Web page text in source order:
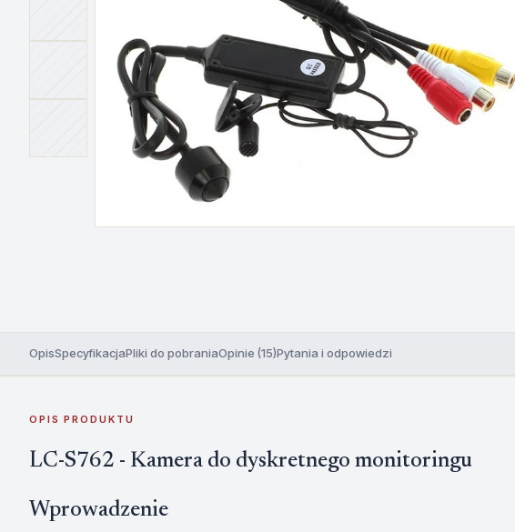
OpisSpecyfikacjaPliki do pobraniaOpinie (15)Pytania i odpowiedzi
OPIS PRODUKTU
LC-S762 - Kamera do dyskretnego monitoringu
Wprowadzenie